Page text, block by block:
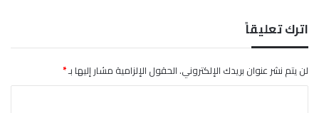
ا
ا
ر
اترك تعليقاً
لن يتم نشر عنوان بريدك الإلكتروني.الحقول الإلزامية مشار إليها بـ*